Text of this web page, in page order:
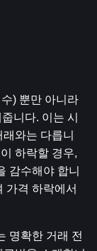
) 뿐만 아니라
니다. 이는 시
와는 다릅니
하락할 경우,
감수해야 합니
가격 하락에서
명확한 거래 전